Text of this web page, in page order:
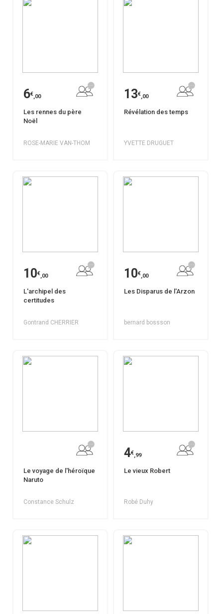
6€,00
Les rennes du père
Noël
ROSE-MARIE VAN-THOM
13€,00
Révélation des temps
YVETTE DRUGUET
10€,00
L'archipel des
certitudes
Gontrand CHERRIER
10€,00
Les Disparus de l'Arzon
bernard bossson
Le voyage de l'héroïque
Naruto
Constance Schulz
4€,99
Le vieux Robert
Robé Duhy